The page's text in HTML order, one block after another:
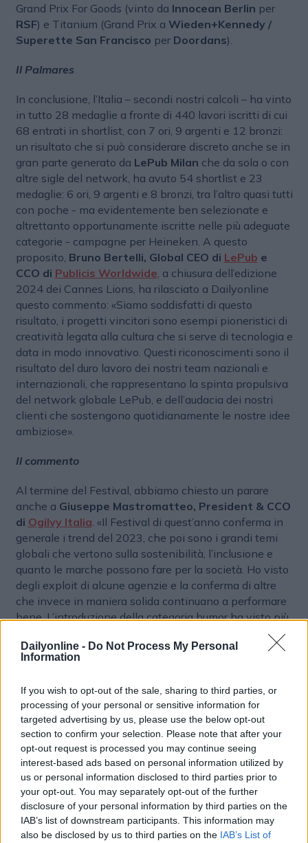
Dailyonline - Do Not Process My Personal
Information
If you wish to opt-out of the sale, sharing to third parties, or
processing of your personal or sensitive information for
targeted advertising by us, please use the below opt-out
section to confirm your selection. Please note that after your
opt-out request is processed you may continue seeing
interest-based ads based on personal information utilized by
us or personal information disclosed to third parties prior to
your opt-out. You may separately opt-out of the further
disclosure of your personal information by third parties on the
IAB’s list of downstream participants. This information may
also be disclosed by us to third parties on the IAB’s List of
Grand Prix For Goods (vinto da Innocean Berlin per
RSF) e Titanium (Grand Prix a Wieden+Kennedy /
Superette San Francisco per Doordans).
Il Palmares
In conclusione, l’Italia – secondi nostri calcoli – ha vinto
in tutto 28 medaglie a fronte di 440 lavori iscritti di cui
68 entrati in shortlist, con 7 ori, 9 argenti e 12 bronzi:
un risultato che si può considerare discreto anche se in
gran parte generato da LePub Milan che da sola o con
altre sigle del network, ha avuto 54 shortlist e 23
medaglie: 6 ori, 9 argenti e 8 bronzi, tra l’altro quasi tutti
con poche - ma evidentemente ben selezionate e
altrettanto opportunamente iscritte nelle più adeguate
categorie - campagne per Heineken. A questo
proposito, Bruno Bertelli, Global CEO di LePub e
CCO di Publicis Worldwide , a chiusura dell’edizione
2024 dei Cannes Lions, ha rilasciato a Dailyonline
questo commento: «Siamo soddisfatti di questo
risultato, i progetti vincitori sono esempi pioneristici di
creatività legata alla cultura che si serve di tecnologia e
data in modo innovativo. Questi riconoscimenti sono il
risultato del duro lavoro dei nostri team nazionali e
internazionali, che rappresentano la spinta propulsiva
del network globale LePub, e dell’audacia dei nostri
clienti che sostengono quotidianamente le nostre idee
ambiziose».
Il commento
Al termine del Festival, abbiamo chiesto un parare
anche a Giuseppe Mastromatteo, President & CCO
di Ogilvy Italia . «Il Festival di quest’anno conferma in
generale i trend del 2023, che poi sono i grandi temi
globali che vertono sulla sostenibilità, l’inclusione e
quanto le marche possono fare per la società. Ho visto
degli exploit di alcune agenzie e la conferma di altre
che invece in maniera solida continuano a performare
bene. L’introduzione della categoria humor ha visto più
di 700 lavori iscritti, dimostrando, come già evidenziato
in molte ricerche, il grandissimo potere di connessione
con le persone e la memorabilità di un brand nel
visto molti progetti e dibattiti, così come il macro trend
“National goes local”, dimostrando che sono sempre di
più i brand che lavorano su campagne con messaggi
specifici per ogni area geografica, per creare un legame
più profondo con i potenziali clienti. L’Italia finora ha
raggiunto dei buoni risultati, con LePub a guidare il
ranking, e un ottimo lavoro fatto anche daVMLsulla
categoria pharma perBiogen. Il network Ogilvy sta
perfomando molto bene e al 4° giorno del Festival
aveva già ottenuto 65 leoni di cui 3 Grand Prix: uno in